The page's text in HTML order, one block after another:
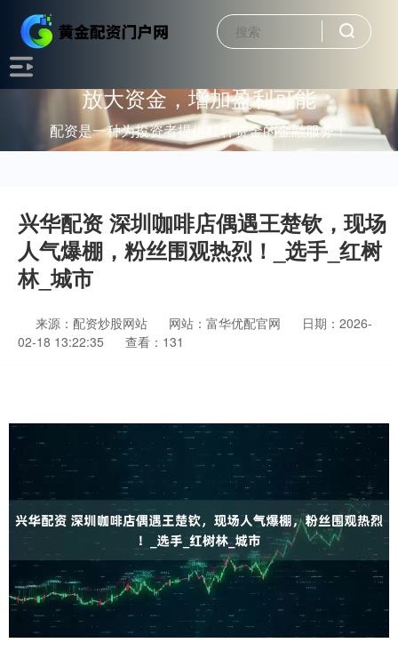
放大资金，增加盈利可能
配资是一种为投资者提供杠杆资金的金融服务！
兴华配资 深圳咖啡店偶遇王楚钦，现场
人气爆棚，粉丝围观热烈！_选手_红树
林_城市
来源：配资炒股网站 网站：富华优配官网
日期：2026-
02-18 13:22:35
查看：131